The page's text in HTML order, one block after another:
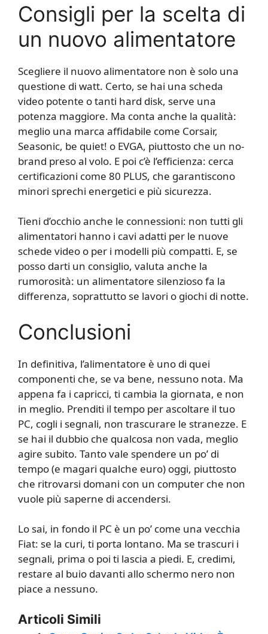
Consigli per la scelta di
un nuovo alimentatore
Scegliere il nuovo alimentatore non è solo una
questione di watt. Certo, se hai una scheda
video potente o tanti hard disk, serve una
potenza maggiore. Ma conta anche la qualità:
meglio una marca affidabile come Corsair,
Seasonic, be quiet! o EVGA, piuttosto che un no-
brand preso al volo. E poi c’è l’efficienza: cerca
certificazioni come 80 PLUS, che garantiscono
minori sprechi energetici e più sicurezza.
Tieni d’occhio anche le connessioni: non tutti gli
alimentatori hanno i cavi adatti per le nuove
schede video o per i modelli più compatti. E, se
posso darti un consiglio, valuta anche la
rumorosità: un alimentatore silenzioso fa la
differenza, soprattutto se lavori o giochi di notte.
Conclusioni
In definitiva, l’alimentatore è uno di quei
componenti che, se va bene, nessuno nota. Ma
appena fa i capricci, ti cambia la giornata, e non
in meglio. Prenditi il tempo per ascoltare il tuo
PC, cogli i segnali, non trascurare le stranezze. E
se hai il dubbio che qualcosa non vada, meglio
agire subito. Tanto vale spendere un po’ di
tempo (e magari qualche euro) oggi, piuttosto
che ritrovarsi domani con un computer che non
vuole più saperne di accendersi.
Lo sai, in fondo il PC è un po’ come una vecchia
Fiat: se la curi, ti porta lontano. Ma se trascuri i
segnali, prima o poi ti lascia a piedi. E, credimi,
restare al buio davanti allo schermo nero non
piace a nessuno.
Articoli Simili